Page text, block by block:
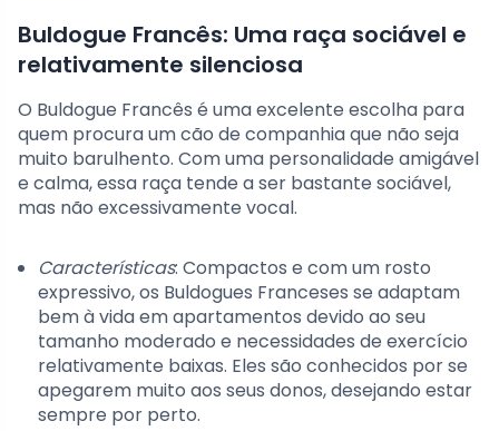
Buldogue Francês: Uma raça sociável e
relativamente silenciosa
O Buldogue Francês é uma excelente escolha para
quem procura um cão de companhia que não seja
muito barulhento. Com uma personalidade amigável
e calma, essa raça tende a ser bastante sociável,
mas não excessivamente vocal.
Características: Compactos e com um rosto
expressivo, os Buldogues Franceses se adaptam
bem à vida em apartamentos devido ao seu
tamanho moderado e necessidades de exercício
relativamente baixas. Eles são conhecidos por se
apegarem muito aos seus donos, desejando estar
sempre por perto.